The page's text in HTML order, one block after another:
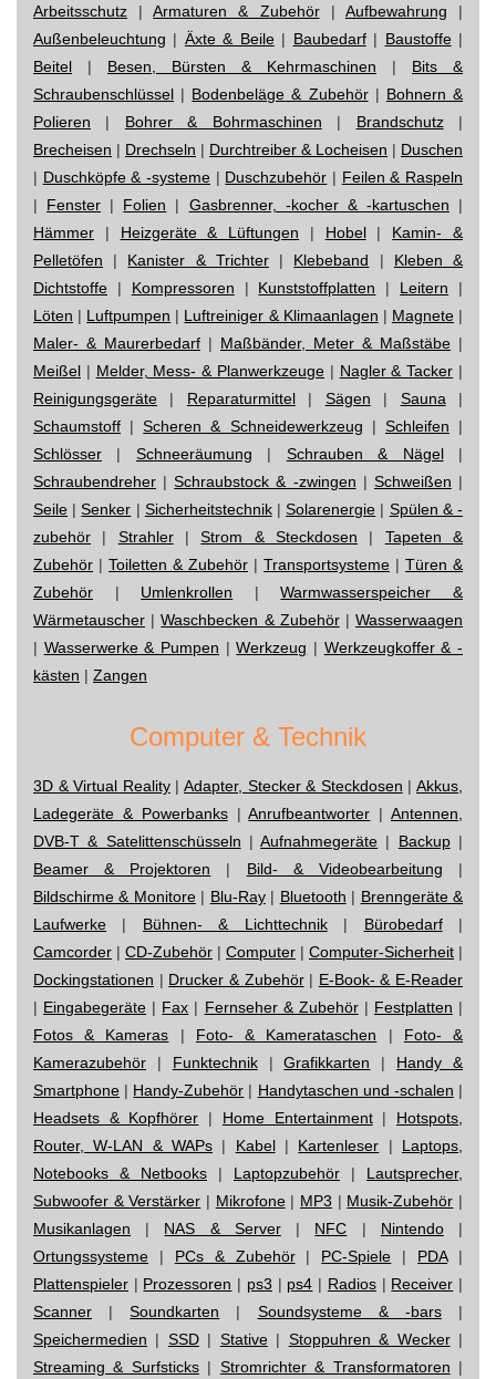
Arbeitsschutz |Armaturen & Zubehör| Aufbewahrung |
Außenbeleuchtung | Äxte & Beile| Baubedarf| Baustoffe|
Beitel | Besen, Bürsten & Kehrmaschinen | Bits &
Schraubenschlüssel | Bodenbeläge & Zubehör| Bohnern &
Polieren | Bohrer & Bohrmaschinen | Brandschutz|
Brecheisen | Drechseln | Durchtreiber & Locheisen | Duschen
| Duschköpfe & -systeme | Duschzubehör | Feilen & Raspeln
| Fenster | Folien | Gasbrenner, -kocher & -kartuschen |
Hämmer | Heizgeräte & Lüftungen | Hobel| Kamin- &
Pelletöfen | Kanister & Trichter| Klebeband | Kleben &
Dichtstoffe | Kompressoren | Kunststoffplatten | Leitern |
Löten | Luftpumpen | Luftreiniger & Klimaanlagen | Magnete|
Maler- & Maurerbedarf | Maßbänder, Meter & Maßstäbe |
Meißel | Melder, Mess- & Planwerkzeuge | Nagler & Tacker |
Reinigungsgeräte | Reparaturmittel| Sägen | Sauna |
Schaumstoff |Scheren & Schneidewerkzeug | Schleifen |
Schlösser | Schneeräumung | Schrauben & Nägel|
Schraubendreher |Schraubstock & -zwingen | Schweißen |
Seile |Senker | Sicherheitstechnik|Solarenergie | Spülen & -
zubehör | Strahler|Strom & Steckdosen | Tapeten &
Zubehör | Toiletten & Zubehör | Transportsysteme | Türen &
Zubehör | Umlenkrollen |Warmwasserspeicher &
Wärmetauscher |Waschbecken & Zubehör|Wasserwaagen
| Wasserwerke & Pumpen |Werkzeug | Werkzeugkoffer & -
kästen | Zangen
Computer & Technik
3D & Virtual Reality|Adapter, Stecker & Steckdosen |Akkus,
Ladegeräte & Powerbanks|Anrufbeantworter |Antennen,
DVB-T & Satelittenschüsseln |Aufnahmegeräte | Backup|
Beamer & Projektoren | Bild- & Videobearbeitung |
Bildschirme & Monitore| Blu-Ray| Bluetooth | Brenngeräte &
Laufwerke | Bühnen- & Lichttechnik| Bürobedarf|
Camcorder | CD-Zubehör | Computer | Computer-Sicherheit |
Dockingstationen | Drucker & Zubehör| E-Book- & E-Reader
| Eingabegeräte | Fax | Fernseher & Zubehör| Festplatten |
Fotos & Kameras | Foto- & Kamerataschen | Foto- &
Kamerazubehör | Funktechnik|Grafikkarten | Handy &
Smartphone | Handy-Zubehör | Handytaschen und -schalen |
Headsets & Kopfhörer | Home Entertainment| Hotspots,
Router, W-LAN & WAPs | Kabel| Kartenleser | Laptops,
Notebooks & Netbooks | Laptopzubehör | Lautsprecher,
Subwoofer & Verstärker | Mikrofone| MP3 | Musik-Zubehör |
Musikanlagen | NAS & Server| NFC | Nintendo|
Ortungssysteme | PCs & Zubehör| PC-Spiele | PDA|
Plattenspieler | Prozessoren | ps3 | ps4 | Radios| Receiver |
Scanner |Soundkarten | Soundsysteme & -bars|
Speichermedien | SSD| Stative| Stoppuhren & Wecker|
Streaming & Surfsticks| Stromrichter & Transformatoren |